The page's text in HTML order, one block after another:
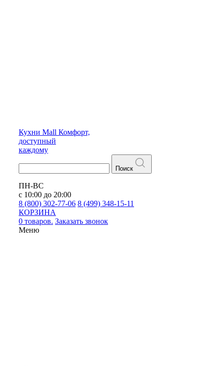
Кухни Mall Комфорт,
доступный
каждому
Поиск
ПН-ВС
с 10:00 до 20:00
8 (800) 302-77-06 8 (499) 348-15-11
КОРЗИНА
0 товаров. Заказать звонок
Меню